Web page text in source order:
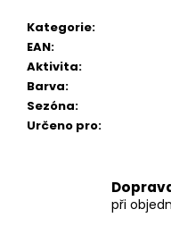
Kategorie:
EAN:
Aktivita:
Barva:
Sezóna:
Určeno pro:
při